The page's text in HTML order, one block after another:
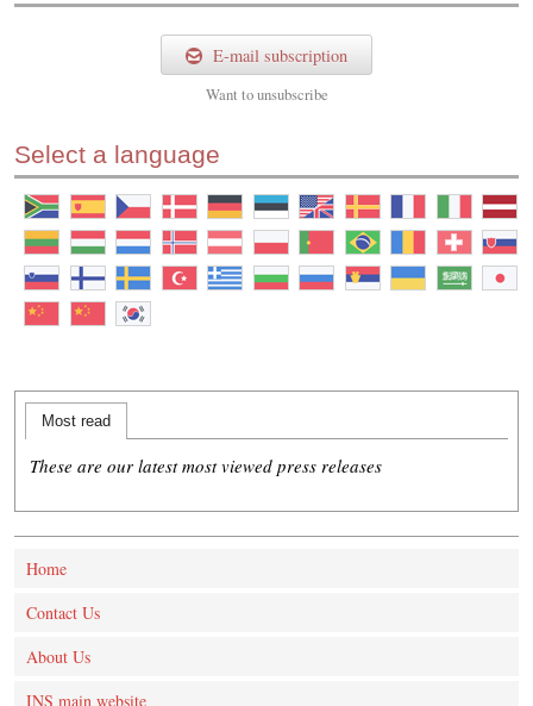
E-mail subscription
Want tounsubscribe
Select a language
Most read
These are our latest most viewed press releases
Home
Contact Us
About Us
INS main website